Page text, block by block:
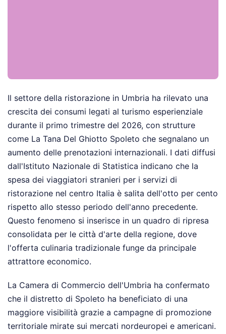
Il settore della ristorazione in Umbria ha rilevato una
crescita dei consumi legati al turismo esperienziale
durante il primo trimestre del 2026, con strutture
come La Tana Del Ghiotto Spoleto che segnalano un
aumento delle prenotazioni internazionali. I dati diffusi
dall'Istituto Nazionale di Statistica indicano che la
spesa dei viaggiatori stranieri per i servizi di
ristorazione nel centro Italia è salita dell'otto per cento
rispetto allo stesso periodo dell'anno precedente.
Questo fenomeno si inserisce in un quadro di ripresa
consolidata per le città d'arte della regione, dove
l'offerta culinaria tradizionale funge da principale
attrattore economico.
La Camera di Commercio dell'Umbria ha confermato
che il distretto di Spoleto ha beneficiato di una
maggiore visibilità grazie a campagne di promozione
territoriale mirate sui mercati nordeuropei e americani.